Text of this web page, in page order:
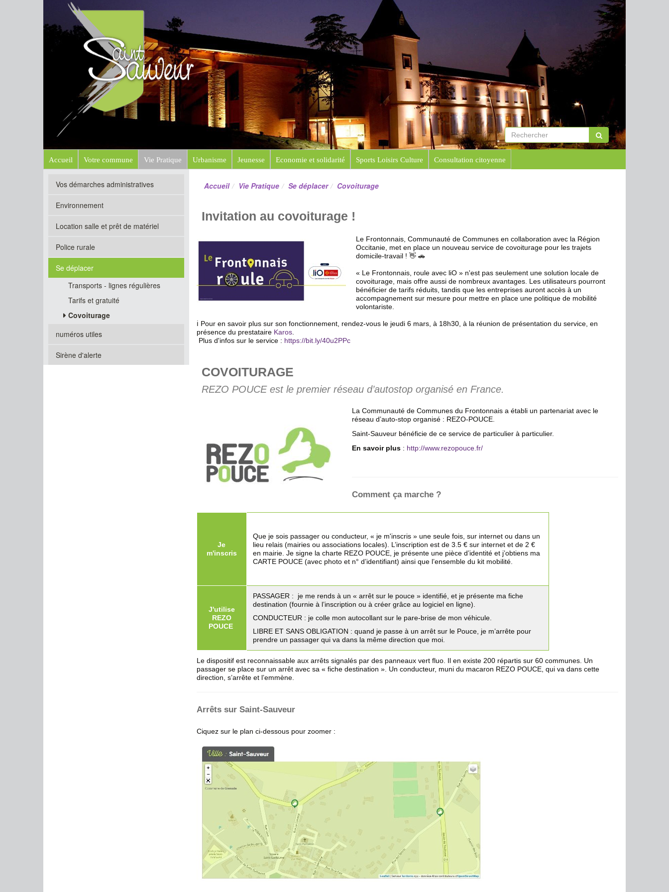
Mairie de Saint-Sauveur
Site officiel
Accueil Votre commune Vie Pratique Urbanisme Jeunesse Economie et solidarité Sports Loisirs Culture Consultation citoyenne
Accueil Vie Pratique Se déplacer Covoiturage
Invitation au covoiturage !
Le Frontonnais, Communauté de Communes en collaboration avec la Région
Occitanie, met en place un nouveau service de covoiturage pour les trajets
domicile-travail ! 👋 🚗
« Le Frontonnais, roule avec liO » n'est pas seulement une solution locale de
covoiturage, mais offre aussi de nombreux avantages. Les utilisateurs pourront
bénéficier de tarifs réduits, tandis que les entreprises auront accès à un
accompagnement sur mesure pour mettre en place une politique de mobilité
volontariste.
ℹ️ Pour en savoir plus sur son fonctionnement, rendez-vous le jeudi 6 mars, à 18h30, à la réunion de présentation du service, en
présence du prestataire Karos.
Plus d'infos sur le service : https://bit.ly/40u2PPc
COVOITURAGE
REZO POUCE est le premier réseau d’autostop organisé en France.
La Communauté de Communes du Frontonnais a établi un partenariat avec le
réseau d’auto-stop organisé : REZO-POUCE.
Saint-Sauveur bénéficie de ce service de particulier à particulier.
En savoir plus: http://www.rezopouce.fr/
Comment ça marche ?
Je
m'inscris
Que je sois passager ou conducteur, « je m'inscris » une seule fois, sur internet ou dans un
lieu relais (mairies ou associations locales). L’inscription est de 3.5 € sur internet et de 2 €
en mairie. Je signe la charte REZO POUCE, je présente une pièce d’identité et j’obtiens ma
CARTE POUCE (avec photo et n° d’identifiant) ainsi que l’ensemble du kit mobilité.
J'utilise
REZO
POUCE
PASSAGER : je me rends à un « arrêt sur le pouce » identifié, et je présente ma fiche
destination (fournie à l’inscription ou à créer grâce au logiciel en ligne).
CONDUCTEUR : je colle mon autocollant sur le pare-brise de mon véhicule.
LIBRE ET SANS OBLIGATION : quand je passe à un arrêt sur le Pouce, je m’arrête pour
prendre un passager qui va dans la même direction que moi.
Le dispositif est reconnaissable aux arrêts signalés par des panneaux vert fluo. Il en existe 200 répartis sur 60 communes. Un
passager se place sur un arrêt avec sa « fiche destination ». Un conducteur, muni du macaron REZO POUCE, qui va dans cette
direction, s’arrête et l’emmène.
Arrêts sur Saint-Sauveur
Ciquez sur le plan ci-dessous pour zoomer :
Vos démarches administratives
Environnement
Location salle et prêt de matériel
Police rurale
Se déplacer
Transports - lignes régulières
Tarifs et gratuité
Covoiturage
numéros utiles
Sirène d'alerte